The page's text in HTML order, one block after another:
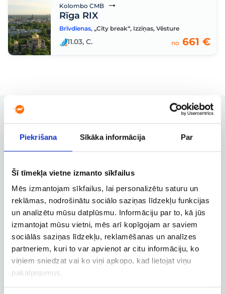
Piekrišana Sīkāka informācija Par
Šī tīmekļa vietne izmanto sīkfailus
Mēs izmantojam sīkfailus, lai personalizētu saturu un
reklāmas, nodrošinātu sociālo saziņas līdzekļu funkcijas
un analizētu mūsu datplūsmu. Informāciju par to, kā jūs
izmantojat mūsu vietni, mēs arī kopīgojam ar saviem
sociālās saziņas līdzekļu, reklamēšanas un analīzes
partneriem, kuri to var apvienot ar citu informāciju, ko
viņiem sniedzat vai ko viņi apkopo, kad lietojat viņu
pakalpojumus.
Kolombo CMB
Rīga RIX
Brīvdienas, „City break“, Izziņas, Vēsture
11.03, C. no 661 €
Rezervācijas pārvaldība
Biznesa konts
Biznesa, dienesta un
darbatvaļinājuma lidojumu
rezervācija
Lidojuma izsekošana